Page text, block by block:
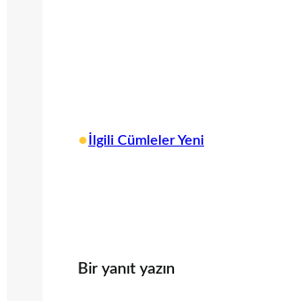
• İlgili Cümleler Yeni
Bir yanıt yazın